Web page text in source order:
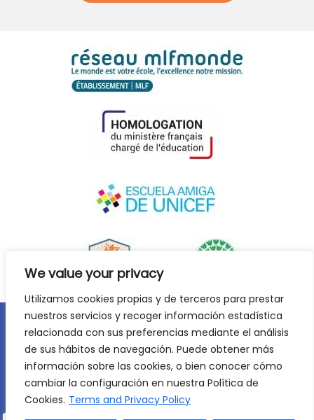
We value your privacy
Utilizamos cookies propias y de terceros para prestar
nuestros servicios y recoger información estadística
relacionada con sus preferencias mediante el análisis
de sus hábitos de navegación. Puede obtener más
información sobre las cookies, o bien conocer cómo
cambiar la configuración en nuestra Política de
Cookies. Terms and Privacy Policy
Legal notice Privacy policy Cookie Policy
©2026Lycée Français Molière de Saragossa. All rights
reserved. Web development: